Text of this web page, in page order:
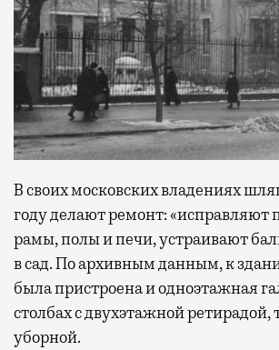
В своих московских владениях
году делают ремонт: «исправляют
рамы, полы и печи, устраивают
в сад. По архивным данным, к
была пристроена и одноэтажная
столбах с двухэтажной ретирадой,
уборной.